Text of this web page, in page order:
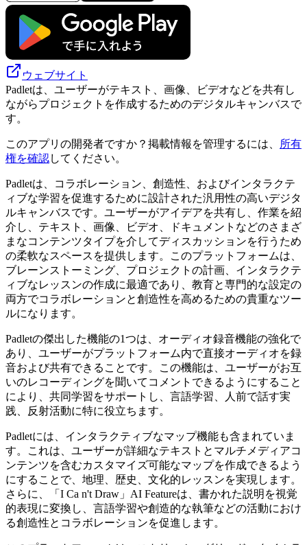
ウェブサイト
Padletは、ユーザーがテキスト、画像、ビデオなどを共有し
ながらプロジェクトを作成するためのデジタルキャンバスで
す。
このアプリの開発者ですか？掲載情報を管理するには、
所有
権を確認してください。
Padletは、コラボレーション、創造性、およびインタラクテ
ィブな学習を促進するために設計された汎用性の高いデジタ
ルキャンバスです。ユーザーがアイデアを共有し、作業を紹
介し、テキスト、画像、ビデオ、ドキュメントなどのさまざ
まなコンテンツタイプを介してディスカッションを行うため
の柔軟なスペースを提供します。このプラットフォームは、
ブレーンストーミング、プロジェクトの計画、インタラクテ
ィブなレッスンの作成に最適であり、教育と専門的な設定の
両方でコラボレーションと創造性を高めるための貴重なツー
ルになります。
Padletの傑出した機能の1つは、オーディオ録音機能の強化で
あり、ユーザーがプラットフォーム内で直接オーディオを録
音および共有できることです。この機能は、ユーザーがお互
いのレコーディングを聞いてコメントできるようにすること
により、共同学習をサポートし、言語学習、人前で話す実
践、反射活動に特に役立ちます。
Padletには、インタラクティブなマップ機能も含まれていま
す。これは、ユーザーが詳細なテキストとマルチメディアコ
ンテンツを含むカスタマイズ可能なマップを作成できるよう
にすることで、地理、歴史、文化的レッスンを実現します。
さらに、「I Ca n't Draw」AI Featureは、書かれた説明を視覚
的表現に変換し、言語学習や創造的な執筆などの活動におけ
る創造性とコラボレーションを促進します。